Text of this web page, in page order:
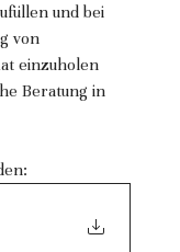
und bei
von
einzuholen
Beratung in